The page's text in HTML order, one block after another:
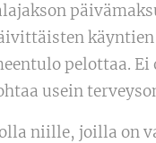
pelottaa.
usein
niille, joilla on